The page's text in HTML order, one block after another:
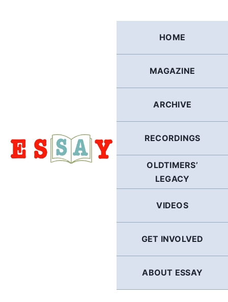
HOME
MAGAZINE
ARCHIVE
RECORDINGS
OLDTIMERS’
LEGACY
VIDEOS
GET INVOLVED
ABOUT ESSAY